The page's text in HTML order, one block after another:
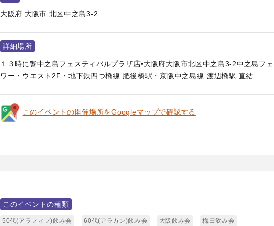
大阪府 大阪市 北区中之島3-2
詳細場所
１３時に響中之島フェスティバルプラザ店•大阪府大阪市北区中之島3-2中之島フ
ワー・ウエスト2F・地下鉄四つ橋線 肥後橋駅・京阪中之島線 渡辺橋駅 直結
このイベントの開催場所をGoogleマップで確認する
このイベントの種類
50代(アラフィフ)飲み会 60代(アラカン)飲み会 大阪飲み会 梅田飲み会